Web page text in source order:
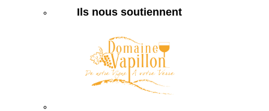
Ils nous soutiennent